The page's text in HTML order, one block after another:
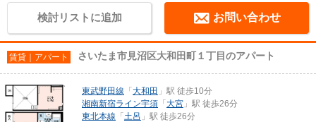
検討リストに追加 お問い合わせ
賃貸｜アパート さいたま市見沼区大和田町１丁目のアパート
東武野田線 「 大和田 」駅 徒歩10分
湘南新宿ライン宇須 「 大宮 」駅 徒歩26分
東北本線 「 土呂 」駅 徒歩26分